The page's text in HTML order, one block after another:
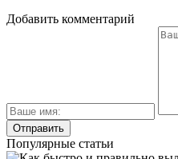
Добавить комментарий
Популярные статьи